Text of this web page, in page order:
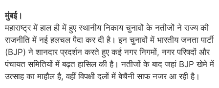
मुंबई।
महाराष्ट्र में हाल ही में हुए स्थानीय निकाय चुनावों के नतीजों ने राज्य की
राजनीति में नई हलचल पैदा कर दी है। इन चुनावों में भारतीय जनता पार्टी
(BJP) ने शानदार प्रदर्शन करते हुए कई नगर निगमों, नगर परिषदों और
पंचायत समितियों में बढ़त हासिल की है। नतीजों के बाद जहां BJP खेमे में
उत्साह का माहौल है, वहीं विपक्षी दलों में बेचैनी साफ नजर आ रही है।